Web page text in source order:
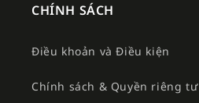
CHÍNH SÁCH
Điều khoản và Điều kiện
Chính sách & Quyền riêng tư